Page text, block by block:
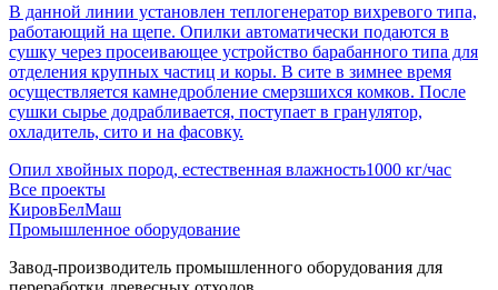
В данной линии установлен теплогенератор вихревого типа,
работающий на щепе. Опилки автоматически подаются в
сушку через просеивающее устройство барабанного типа для
отделения крупных частиц и коры. В сите в зимнее время
осуществляется камнедробление смерзшихся комков. После
сушки сырье додрабливается, поступает в гранулятор,
охладитель, сито и на фасовку.
Опил хвойных пород, естественная влажность1000 кг/час
Все проекты
КировБелМаш
Промышленное оборудование
Завод-производитель промышленного оборудования для